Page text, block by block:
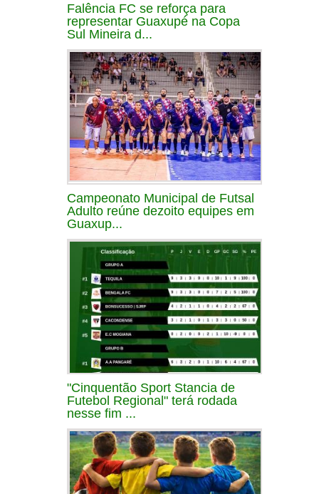
Falência FC se reforça para
representar Guaxupé na Copa
Sul Mineira d...
Campeonato Municipal de Futsal
Adulto reúne dezoito equipes em
Guaxup...
"Cinquentão Sport Stancia de
Futebol Regional" terá rodada
nesse fim ...